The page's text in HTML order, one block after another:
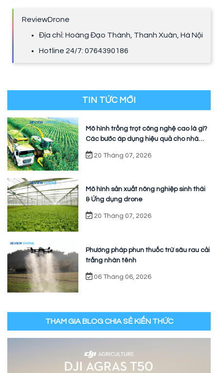
ReviewDrone
Địa chỉ: Hoàng Đạo Thành, Thanh Xuân, Hà Nội
Hotline 24/7: 0764390186
TIN TỨC MỚI
Mô hình trồng trọt công nghệ cao là gì?
Các bước áp dụng hiệu quả cho nhà
20 Tháng 07, 2026
Mô hình sản xuất nông nghiệp sinh thái
& Ứng dụng drone
20 Tháng 07, 2026
Phương pháp phun thuốc trừ sâu rau cải
trắng nhàn tênh
06 Tháng 06, 2026
THAM GIA BLOG CHIA SẺ KIẾN THỨC